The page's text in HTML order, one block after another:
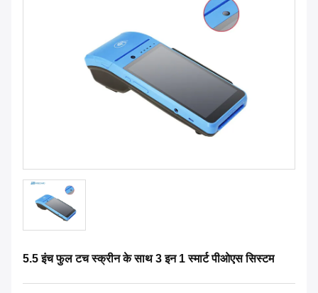
5.5 इंच फुल टच स्क्रीन के साथ 3 इन 1 स्मार्ट पीओएस सिस्टम